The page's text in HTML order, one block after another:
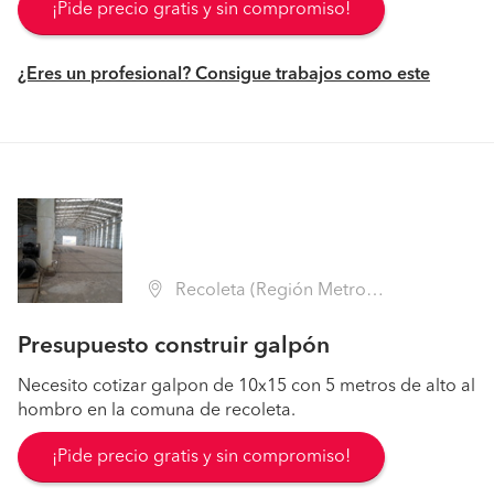
¡Pide precio gratis y sin compromiso!
¿Eres un profesional? Consigue trabajos como este
Recoleta (Región Metropolitana - Santiago)
Presupuesto construir galpón
Necesito cotizar galpon de 10x15 con 5 metros de alto al
hombro en la comuna de recoleta.
¡Pide precio gratis y sin compromiso!